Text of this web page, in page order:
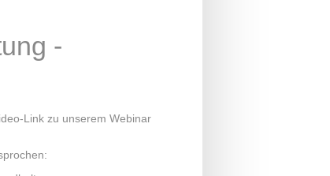
-
Link zu unserem Webinar